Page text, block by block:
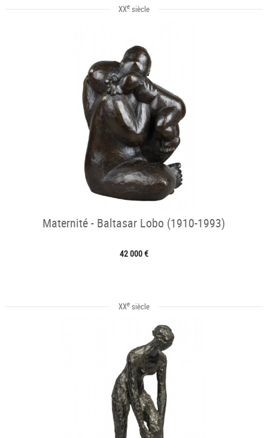
XXesiècle
Maternité - Baltasar Lobo (1910-1993)
42 000 €
XXesiècle